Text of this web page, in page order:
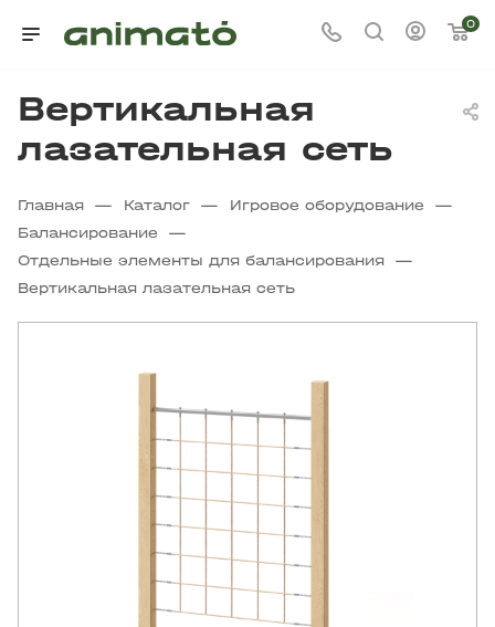
0
Вертикальная
лазательная сеть
Главная — Каталог — Игровое оборудование —
Балансирование —
Отдельные элементы для балансирования —
Вертикальная лазательная сеть